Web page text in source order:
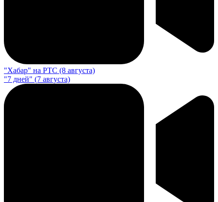
"Хабар" на РТС (8 августа)
"7 дней" (7 августа)